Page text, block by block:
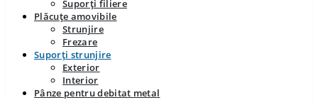
Suporți filiere
Plăcuțe amovibile
Strunjire
Frezare
Suporți strunjire
Exterior
Interior
Pânze pentru debitat metal